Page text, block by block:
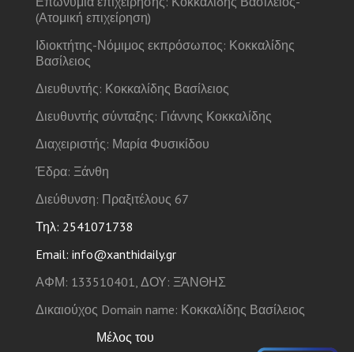
(Ατομική επιχείρηση)
Ιδιοκτήτης-Νόμιμος εκπρόσωπος: Κοκκαλίδης
Βασίλειος
Διευθυντής: Κοκκαλίδης Βασίλειος
Διευθυντής σύνταξης: Γιάννης Κοκκαλίδης
Διαχειριστής: Μαρία Φυσικίδου
Έδρα: Ξάνθη
Διεύθυνση: Πραξιτέλους 67
Τηλ: 2541071738
Email: info@xanthidaily.gr
ΑΦΜ: 133510401, ΔΟΥ: ΞΆΝΘΗΣ
Δικαιούχος Domain name: Κοκκαλίδης Βασίλειος
Μέλος του